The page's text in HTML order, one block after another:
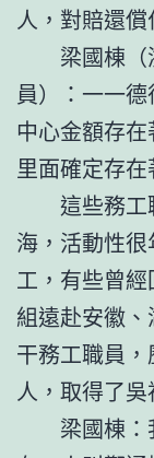
人，對賠還償
梁國棟（
員）：一一
中心金額存
里面確定存在
這些務工
海，活動性
工，有些曾
組遠赴安徽
干務工職員
人，取得了
梁國棟：